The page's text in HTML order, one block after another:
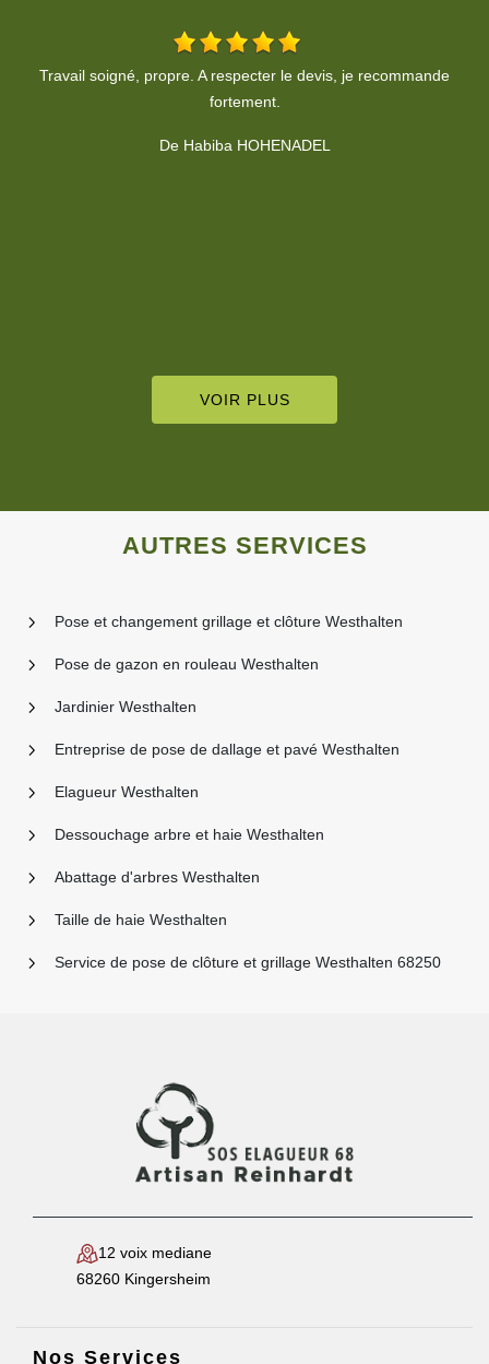
Un grand MERCI ! Je recommande Cédric, professionnel rapide
et plus que sympathique ! Merci !
De Céline WIRTH
VOIR PLUS
AUTRES SERVICES
Pose et changement grillage et clôture Westhalten
Pose de gazon en rouleau Westhalten
Jardinier Westhalten
Entreprise de pose de dallage et pavé Westhalten
Elagueur Westhalten
Dessouchage arbre et haie Westhalten
Abattage d'arbres Westhalten
Taille de haie Westhalten
Service de pose de clôture et grillage Westhalten 68250
12 voix mediane
68260 Kingersheim
Nos Services